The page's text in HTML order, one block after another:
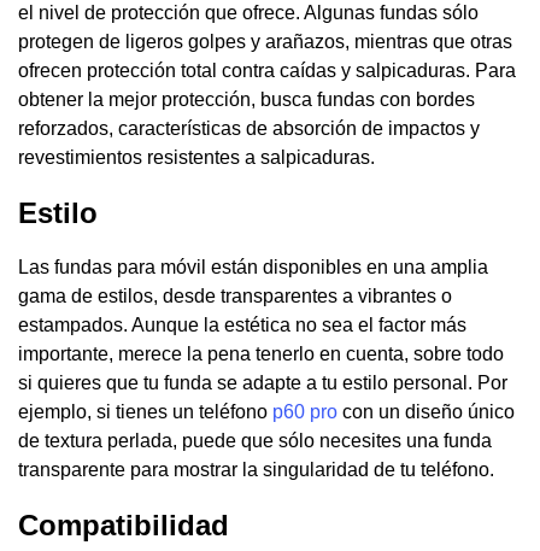
el nivel de protección que ofrece. Algunas fundas sólo
protegen de ligeros golpes y arañazos, mientras que otras
ofrecen protección total contra caídas y salpicaduras. Para
obtener la mejor protección, busca fundas con bordes
reforzados, características de absorción de impactos y
revestimientos resistentes a salpicaduras.
Estilo
Las fundas para móvil están disponibles en una amplia
gama de estilos, desde transparentes a vibrantes o
estampados. Aunque la estética no sea el factor más
importante, merece la pena tenerlo en cuenta, sobre todo
si quieres que tu funda se adapte a tu estilo personal. Por
ejemplo, si tienes un teléfono p60 pro con un diseño único
de textura perlada, puede que sólo necesites una funda
transparente para mostrar la singularidad de tu teléfono.
Compatibilidad